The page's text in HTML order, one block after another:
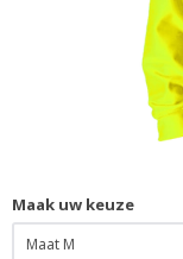
Maak uw keuze
Maat M